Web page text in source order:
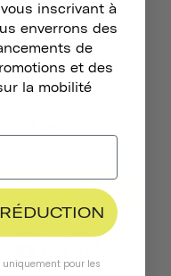
cette collection
S'ABONNER
inscrivant à
enverrons des
de
et des
la mobilité
uniquement pour les